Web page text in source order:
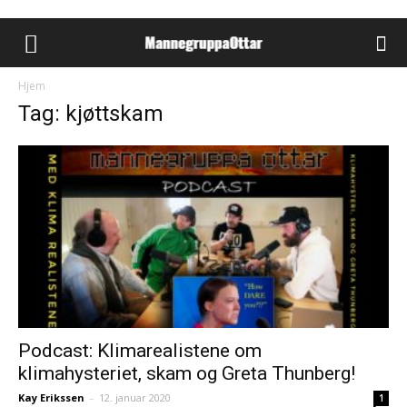
Hjem
Tag: kjøttskam
Podcast: Klimarealistene om
klimahysteriet, skam og Greta Thunberg!
Kay Erikssen – 12. januar 2020 1